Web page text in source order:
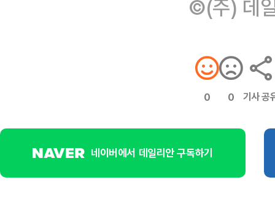
©(주) 데
0 0 기사 공
네이버에서 데일리안 구독하기